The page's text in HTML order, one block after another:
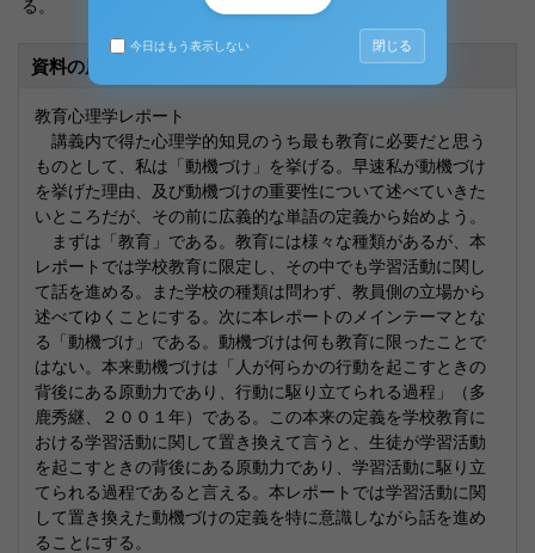
る。
資料の原本内容
教育心理学レポート
講義内で得た心理学的知見のうち最も教育に必要だと思う
ものとして、私は「動機づけ」を挙げる。早速私が動機づけ
を挙げた理由、及び動機づけの重要性について述べていきた
いところだが、その前に広義的な単語の定義から始めよう。
まずは「教育」である。教育には様々な種類があるが、本
レポートでは学校教育に限定し、その中でも学習活動に関し
て話を進める。また学校の種類は問わず、教員側の立場から
述べてゆくことにする。次に本レポートのメインテーマとな
る「動機づけ」である。動機づけは何も教育に限ったことで
はない。本来動機づけは「人が何らかの行動を起こすときの
背後にある原動力であり、行動に駆り立てられる過程」（多
鹿秀継、２００１年）である。この本来の定義を学校教育に
おける学習活動に関して置き換えて言うと、生徒が学習活動
を起こすときの背後にある原動力であり、学習活動に駆り立
てられる過程であると言える。本レポートでは学習活動に関
して置き換えた動機づけの定義を特に意識しながら話を進め
ることにする。
今日はもう表示しない 閉じる